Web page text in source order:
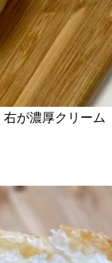
が濃厚クリーム